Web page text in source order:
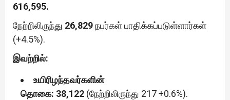
616,595.
நேற்றிலிருந்து 26,829நபர்கள் பாதிக்கப்படுள்ளார்கள்
(+4.5%).
இவற்றில்:
உயிரிழந்தவர்களின்
தொகை: 38,122 (நேற்றிலிருந்து 217 +0.6%).